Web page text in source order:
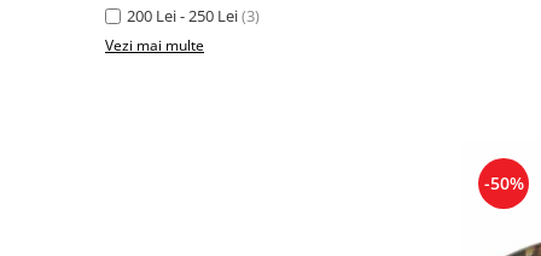
200 Lei - 250 Lei(3)
Vezi mai multe
-50%